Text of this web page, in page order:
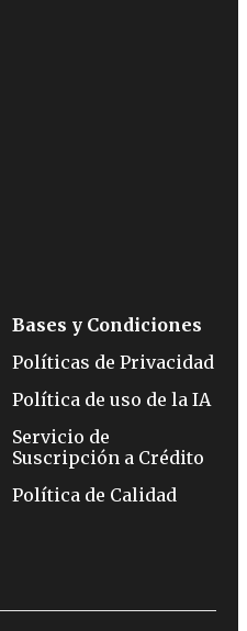
Bases y Condiciones
Políticas de Privacidad
Política de uso de la IA
Servicio de
Suscripción a Crédito
Política de Calidad